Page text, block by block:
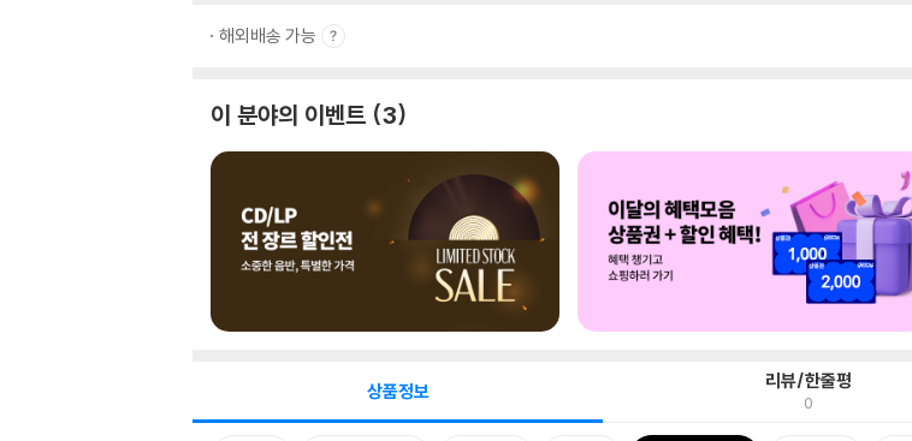
해외배송 가능
이 분야의 이벤트 3
상품정보 리뷰/한줄평
0